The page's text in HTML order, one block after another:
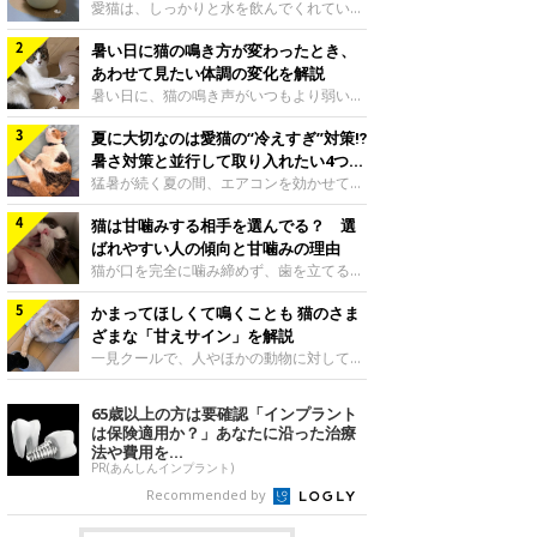
入れ方を解説
愛猫は、しっかりと水を飲んでくれていま
すか？ 夏場はエアコンで室内が涼しいこ
ともあり、猫があまり水を飲まないこと
も。積極的に水分を摂らせるためには、給
水方法を見直したり、フードから水分を摂
らせたりする方法があります。今回は獣医
師の重本仁先生に、猫に水分を摂らせるた
めにできるためできる工夫を教えていただ
きました。ボウルの高さを愛猫の好みにね
このきもち投稿写真ギャラリー水飲みボウ
ルの高さは、猫が飲むときに頭が胃より下
にならないように設定すると飲みやすいで
しょう。首を深く折り曲げずに済むため、
関節や食道への負
暑い日に猫の鳴き方が変わったとき、
あわせて見たい体調の変化を解説
暑い日に、猫の鳴き声がいつもより弱い、
かすれる、しつこく鳴くなど、ふだんと違
って聞こえることがあります。 そんなと
き、あわせてどのような様子を確認したら
よいのでしょうか。暑い日に猫の鳴き方が
変わるときの見方や注意したい体調の変化
などについて、ねこのきもち獣医師相談室
の山口みき先生に伺いました。 鳴き方の
変化だけで判断せず、全身の様子も確認し
てねこのきもち投稿写真ギャラリー猫の鳴
き方が変わったとき、暑さと関係している
ように見えることがあります。 ただ、鳴
き声だけで原因を決めるのは難しく、体調
や環境の変化を
夏に大切なのは愛猫の“冷えすぎ”対策⁉
暑さ対策と並行して取り入れたい4つの
工夫
猛暑が続く夏の間、エアコンを効かせて室
内を冷やしますよね。しかし、人にとって
は快適な温度でも、猫にとっては温度が低
すぎることも。暑さ対策と並行して、冷え
すぎ対策もしっかりと行うことが大切で
す。今回は獣医師の重本仁先生に、猫の冷
えすぎを防ぐ4つの対策を教えていただき
ました。（1） 冷房の効いていない部屋に
行き来できるようにするねこのきもち投稿
写真ギャラリー猫が寒いと感じたときに、
ましょう。冷房の効いていない部屋や廊下
へも自由に行き来できるように、ドアは猫
が通れる程度に
猫は甘噛みする相手を選んでる？ 選
ばれやすい人の傾向と甘噛みの理由
猫が口を完全に噛み締めず、歯を立てる程
度に噛む“甘噛み”。遊びやスキンシップの
ときに繰り出すことがありますが、同じ家
族でも噛まれる頻度に違いがあると感じる
ことも。ねこのきもちWEB MAGAZINEで
は、飼い主さんたちにアンケートを実施
し、愛猫が甘噛みする相手を選んでいると
感じる状況を教えてもらいました。また、
ねこのきもち獣医師相談室の原駿太朗先生
には、実際に猫は甘噛みする相手を選んで
いるのか、その真相をお聞きします。約6
割の飼い主さんが「甘噛みする相手を選ん
でいる」と感じていた※2026年5月実施
かまってほしくて鳴くことも 猫のさま
ざまな「甘えサイン」を解説
一見クールで、人やほかの動物に対してあ
まり求めないように見える猫。しかし、実
は甘えん坊な性格の猫も少なくありませ
ん。今回は猫たちが出している“甘えサイ
ン”について、帝京科学大学生命環境学部
アニマルサイエンス学科准教授の加隈良枝
先生に教えていただきました。鳴くのは、
かまってほしいサインねこのきもち投稿写
真ギャラリーもともと、子猫が親猫に対し
65歳以上の方は要確認「インプラント
は保険適用か？」あなたに沿った治療
法や費用を...
PR(あんしんインプラント)
Recommended by